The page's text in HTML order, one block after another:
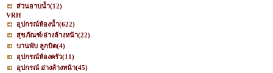
ส่วนอาบน้ำ(12)
VRH
อุปกรณ์ห้องน้ำ(622)
สุขภัณฑ์/อ่างล้างหน้า(22)
บานพับ ลูกบิด(4)
อุปกรณ์ห้องครัว(11)
อุปกรณ์ อ่างล้างหน้า(45)